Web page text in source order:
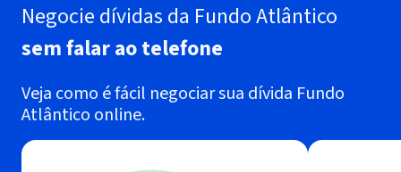
Negocie dívidas da Fundo Atlântico
sem falar ao telefone
Veja como é fácil negociar sua dívida Fundo
Atlântico online.